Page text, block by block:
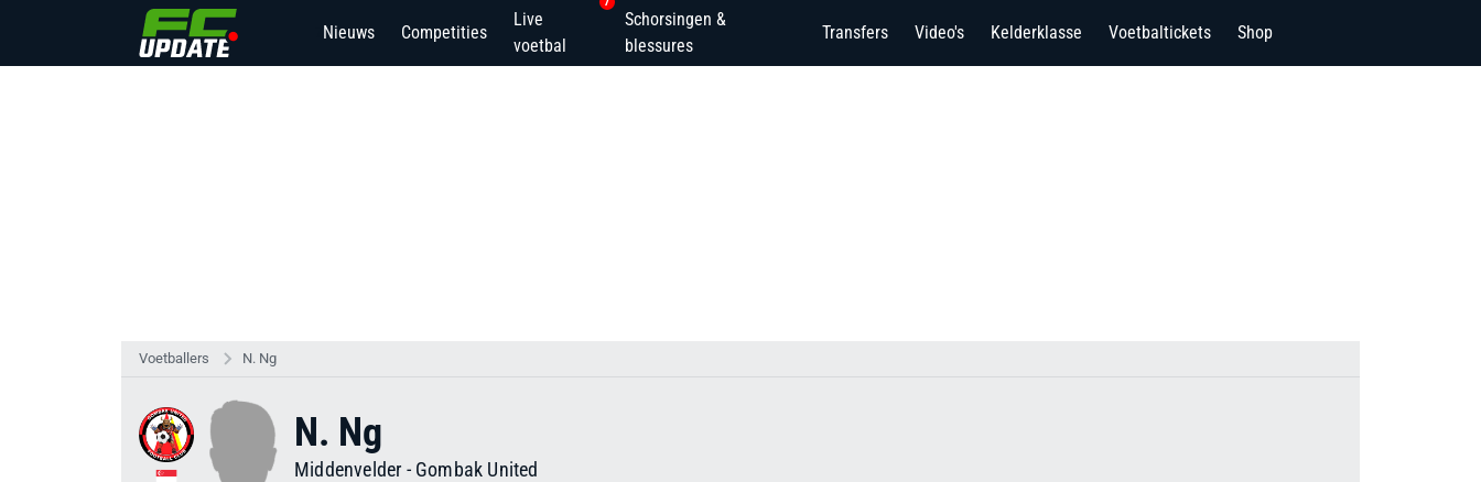
Nieuws Competities
Live
voetbal
Schorsingen &
blessures
Transfers Video's Kelderklasse Voetbaltickets Shop
Voetballers N. Ng
N. Ng
Middenvelder - Gombak United